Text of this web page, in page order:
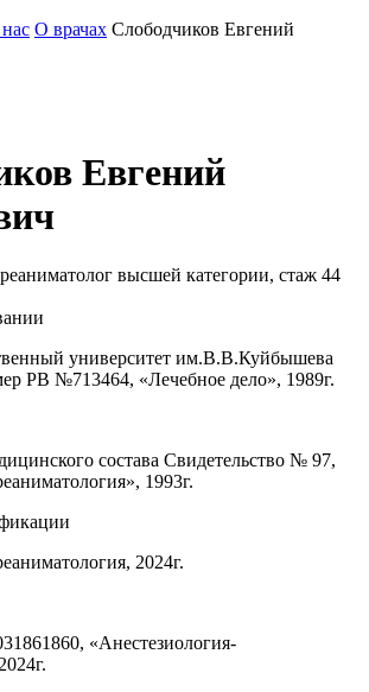
О врачах Слободчиков Евгений
Евгений
реаниматолог высшей категории, стаж 44
университет им.В.В.Куйбышева
РВ №713464, «Лечебное дело», 1989г.
состава Свидетельство № 97,
1993г.
2024г.
«Анестезиология-